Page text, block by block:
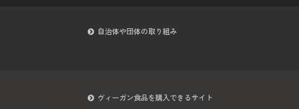
自治体や団体の取り組み
ヴィーガン食品を購入できるサイト